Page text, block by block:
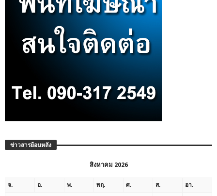
ข่าวสารย้อนหลัง
สิงหาคม 2026
จ. อ. พ. พฤ. ศ. ส. อา.